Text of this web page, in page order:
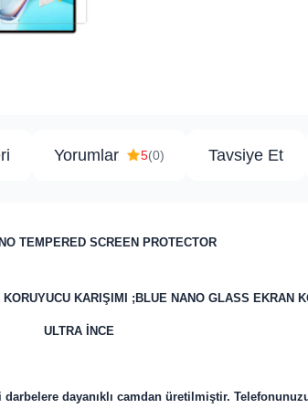
Yorumlar 5(0) Tavsiye Et
TEMPERED SCREEN PROTECTOR
KARIŞIMI ;BLUE NANO GLASS EKRAN
ULTRA İNCE
dayanıklı camdan üretilmiştir.